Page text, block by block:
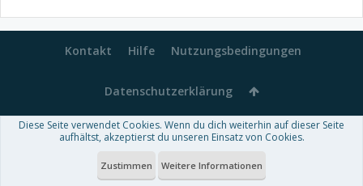
Kontakt Hilfe Nutzungsbedingungen
Datenschutzerklärung
Forum software by XenForo™-Deutsch von xenDach
Theme designed byThemeHouse
Diese Seite verwendet Cookies. Wenn du dich weiterhin auf dieser Seite
aufhältst, akzeptierst du unseren Einsatz von Cookies.
Zustimmen Weitere Informationen